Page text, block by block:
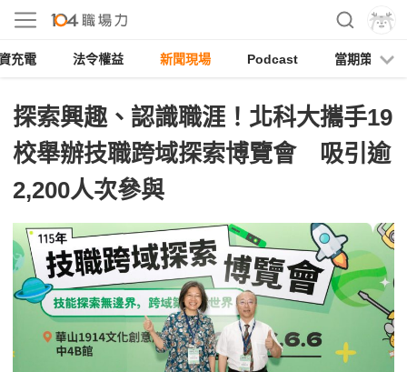
充電 法令權益 新聞現場 Podcast 當期策展
探索興趣、認識職涯！北科大攜手19
校舉辦技職跨域探索博覽會 吸引逾
2,200人次參與